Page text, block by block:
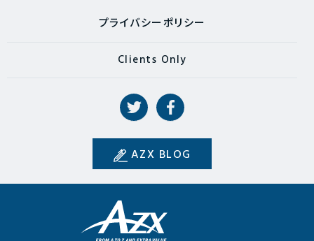
プライバシーポリシー
Clients Only
AZX BLOG